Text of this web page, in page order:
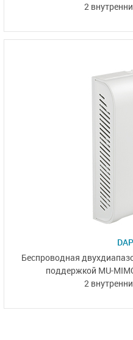
2
Беспроводная
поддержкой MU-
2